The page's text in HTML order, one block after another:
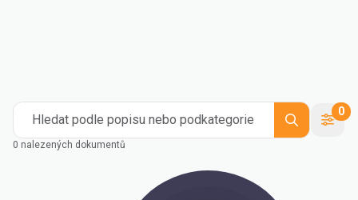
Hledat podle popisu nebo podkategorie
0
0 nalezených dokumentů